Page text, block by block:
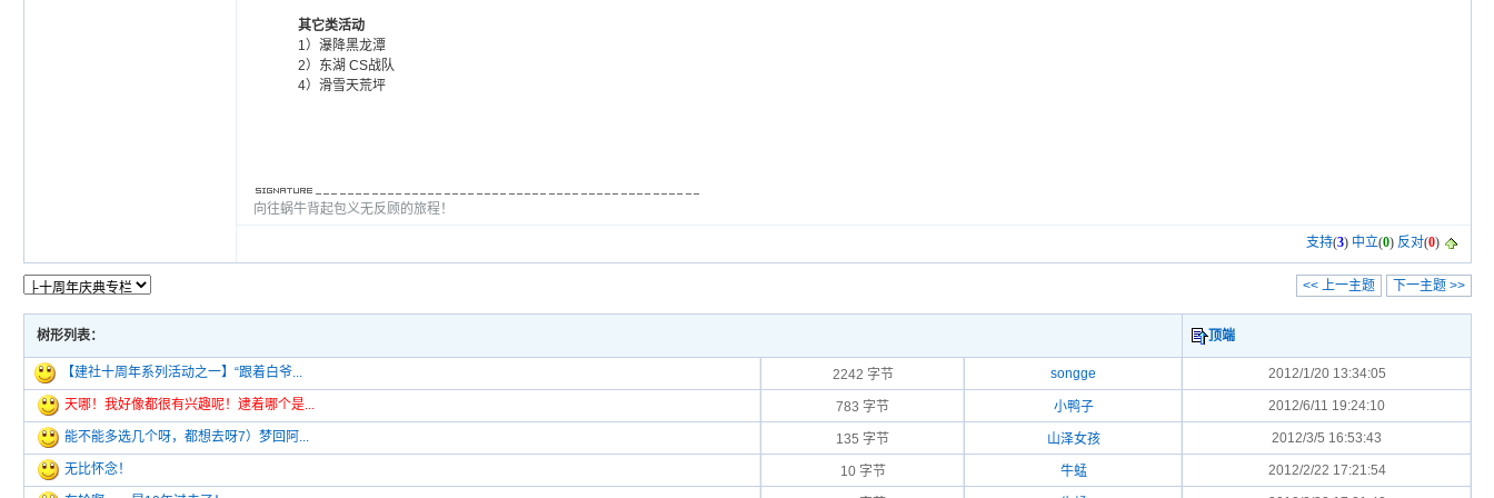
其它类活动
1）瀑降黑龙潭
2）东湖 CS战队
4）滑雪天荒坪
向往蜗牛背起包义无反顾的旅程！
支持(3) 中立(0) 反对(0)
下一主题 >>
<< 上一主题
树形列表： 顶端
【建社十周年系列活动之一】“跟着白爷... 2242 字节 songge 2012/1/20 13:34:05
天哪！我好像都很有兴趣呢！逮着哪个是... 783 字节 小鸭子 2012/6/11 19:24:10
能不能多选几个呀，都想去呀7）梦回阿... 135 字节 山泽女孩 2012/3/5 16:53:43
无比怀念！ 10 字节 牛蜢 2012/2/22 17:21:54